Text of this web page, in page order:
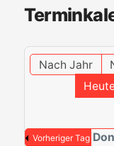
Nach Jahr
Vorheriger Tag